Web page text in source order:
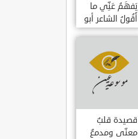
يَفهَمُ عَنِّي ما
أَقُولُ الشاعر أبو
حامد الغزالي
قصيدة قلبٌ
معنّى ومدمعٌ